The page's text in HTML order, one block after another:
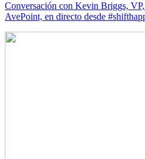
Conversación con Kevin Briggs,
AvePoint, en directo desde